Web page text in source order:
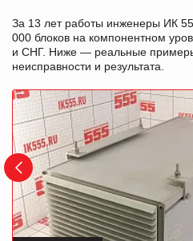
За 13 лет работы инженеры ИК
000 блоков на компонентном
и СНГ. Ниже — реальные
неисправности и результата.